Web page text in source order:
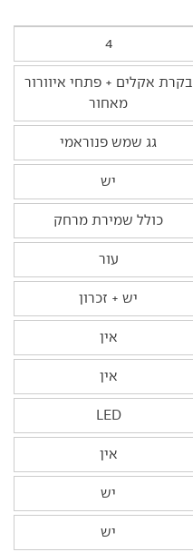
4
בקרת אקלים + פתחי איוורור
מאחור
גג שמש פנוראמי
יש
כולל שמירת מרחק
עור
יש + זכרון
אין
אין
LED
אין
יש
יש